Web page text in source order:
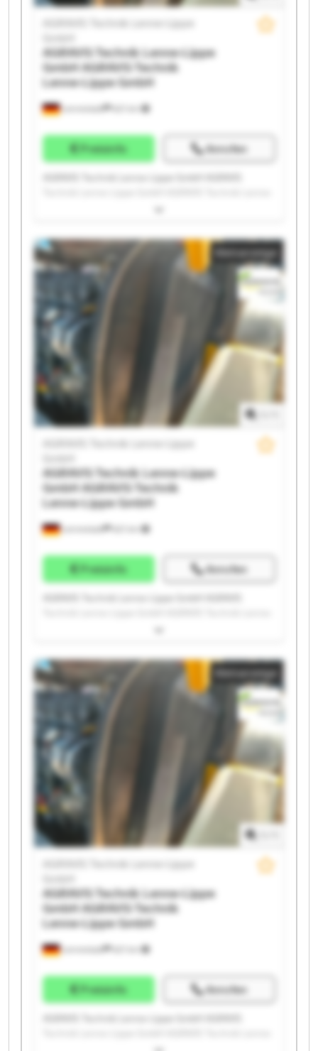
Lennestadt
AGRAVIS Technik Lenne-Lippe
AGRAVIS Technik Lenne-Lippe
GmbHAGRAVIS Technik
Lenne-Lippe GmbH
Preisinfo Anrufen
AGRAVIS Technik Lenne-Lippe GmbH AGRAVIS
Lippe GmbH AGRAVIS Technik Lenne-Lippe GmbH
Technik Lenne-Lippe GmbH AGRAVIS Technik Lenne-
Lippe GmbH AGRAVIS Technik Lenne-Lippe GmbH
AGRAVIS Technik Lenne-Lippe GmbH AGRAVIS
Technik Lenne-Lippe GmbH AGRAVIS Technik Lenne-
Lippe GmbH AGRAVIS Technik Lenne-Lippe GmbH
AGRAVIS Technik Lenne-Lippe GmbH AGRAVIS
Technik Lenne-Lippe GmbH AGRAVIS Technik Lenne-
Lippe GmbH AGRAVIS Technik Lenne-Lippe GmbH
AGRAVIS Technik Lenne-Lippe GmbH AGRAVIS
Technik Lenne-Lippe GmbH AGRAVIS Technik Lenne-
Lippe GmbH AGRAVIS Technik Lenne-Lippe GmbH
Kleinanzeige
Lennestadt
AGRAVIS Technik Lenne-Lippe
AGRAVIS Technik Lenne-Lippe
GmbHAGRAVIS Technik
Lenne-Lippe GmbH
Preisinfo Anrufen
AGRAVIS Technik Lenne-Lippe GmbH AGRAVIS
Lippe GmbH AGRAVIS Technik Lenne-Lippe GmbH
Technik Lenne-Lippe GmbH AGRAVIS Technik Lenne-
Lippe GmbH AGRAVIS Technik Lenne-Lippe GmbH
AGRAVIS Technik Lenne-Lippe GmbH AGRAVIS
Technik Lenne-Lippe GmbH AGRAVIS Technik Lenne-
Lippe GmbH AGRAVIS Technik Lenne-Lippe GmbH
AGRAVIS Technik Lenne-Lippe GmbH AGRAVIS
Technik Lenne-Lippe GmbH AGRAVIS Technik Lenne-
Lippe GmbH AGRAVIS Technik Lenne-Lippe GmbH
AGRAVIS Technik Lenne-Lippe GmbH AGRAVIS
Technik Lenne-Lippe GmbH AGRAVIS Technik Lenne-
Lippe GmbH AGRAVIS Technik Lenne-Lippe GmbH
Kleinanzeige
Lennestadt
AGRAVIS Technik Lenne-Lippe
AGRAVIS Technik Lenne-Lippe
GmbHAGRAVIS Technik
Lenne-Lippe GmbH
Preisinfo Anrufen
AGRAVIS Technik Lenne-Lippe GmbH AGRAVIS
Lippe GmbH AGRAVIS Technik Lenne-Lippe GmbH